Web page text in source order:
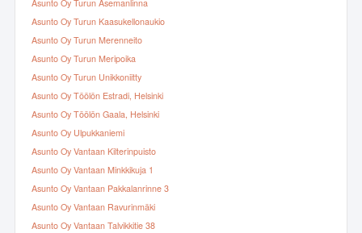
Asunto Oy Turun Asemanlinna
Asunto Oy Turun Kaasukellonaukio
Asunto Oy Turun Merenneito
Asunto Oy Turun Meripoika
Asunto Oy Turun Unikkoniitty
Asunto Oy Töölön Estradi, Helsinki
Asunto Oy Töölön Gaala, Helsinki
Asunto Oy Ulpukkaniemi
Asunto Oy Vantaan Kilterinpuisto
Asunto Oy Vantaan Minkkikuja 1
Asunto Oy Vantaan Pakkalanrinne 3
Asunto Oy Vantaan Ravurinmäki
Asunto Oy Vantaan Talvikkitie 38